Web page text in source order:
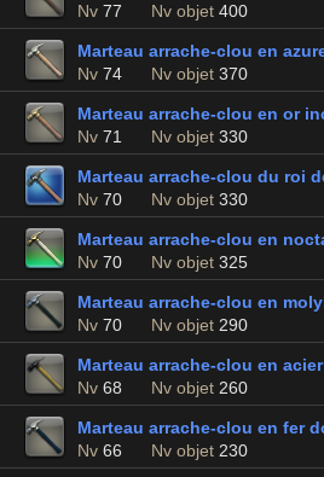
Nv 77 Nv objet 400
Marteau arrache-clou en
Nv 74 Nv objet 370
Marteau arrache-clou en or
Nv 71 Nv objet 330
Marteau arrache-clou du roi
Nv 70 Nv objet 330
Marteau arrache-clou en
Nv 70 Nv objet 325
Marteau arrache-clou en
Nv 70 Nv objet 290
Marteau arrache-clou en
Nv 68 Nv objet 260
Marteau arrache-clou en fer
Nv 66 Nv objet 230